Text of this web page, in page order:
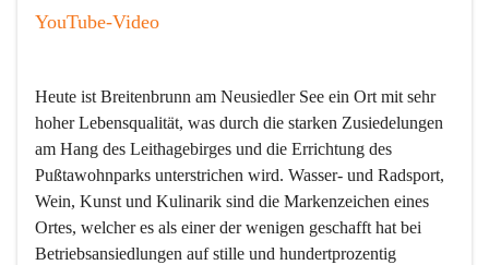
YouTube-Video
Heute ist Breitenbrunn am Neusiedler See ein Ort mit sehr
hoher Lebensqualität, was durch die starken Zusiedelungen
am Hang des Leithagebirges und die Errichtung des
Pußtawohnparks unterstrichen wird. Wasser- und Radsport,
Wein, Kunst und Kulinarik sind die Markenzeichen eines
Ortes, welcher es als einer der wenigen geschafft hat bei
Betriebsansiedlungen auf stille und hundertprozentig